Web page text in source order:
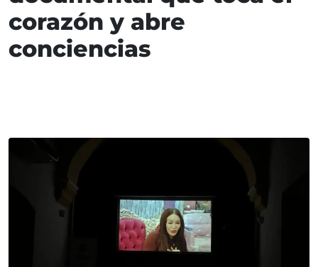
corazón y abre
conciencias